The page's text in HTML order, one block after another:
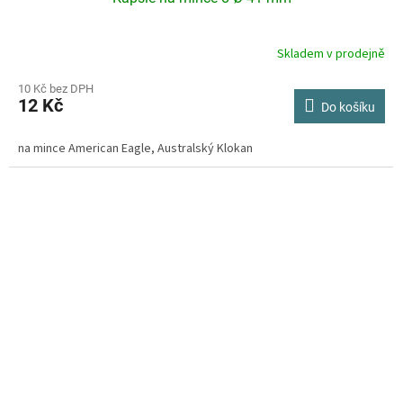
produktu
je
z
Skladem v prodejně
10 Kč bez DPH
12 Kč Do košíku
na mince American Eagle, Australský Klokan